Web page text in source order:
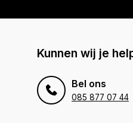
Kunnen wij je
Bel ons
085 877 07 44